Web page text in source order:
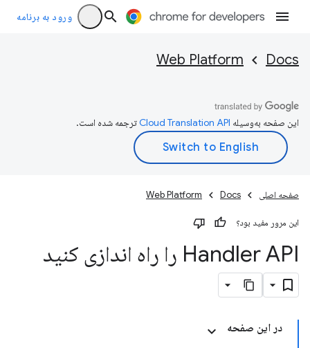
ورود به برنامه
Docs
Web Platform
این صفحه به‌وسیله ترجمه شده است.
صفحه اصلی Docs
Web Platform
این مرور مفید بود؟
Handler API را راه اندازی کنید
در این صفحه